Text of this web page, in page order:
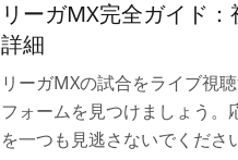
リーガMX完全ガイド
詳細
リーガMXの試合をライブ視
フォームを見つけましょう。
を一つも見逃さないでくださ